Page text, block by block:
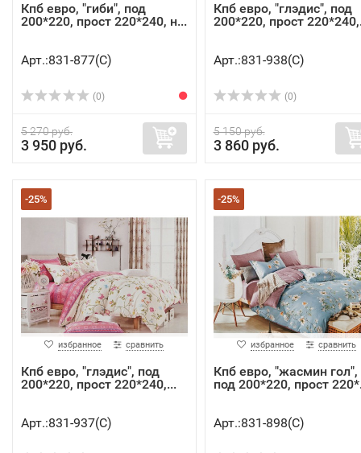
Кпб евро, "гиби", под
200*220, прост 220*240, н...
Арт.:831-877(C)
(0)
5 270 руб.
3 950 руб.
Кпб евро, "глэдис", под
200*220, прост
Арт.:831-938(C)
(0)
5 150 руб.
3 860 руб.
-25%
избранное сравнить
Кпб евро, "глэдис", под
200*220, прост 220*240,...
Арт.:831-937(C)
-25%
избранное сравнить
Кпб евро, "жасмин гол",
под 200*220, прост
Арт.:831-898(C)